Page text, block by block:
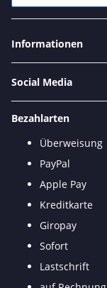
Informationen
Social Media
Bezahlarten
Überweisung
PayPal
Apple Pay
Kreditkarte
Giropay
Sofort
Lastschrift